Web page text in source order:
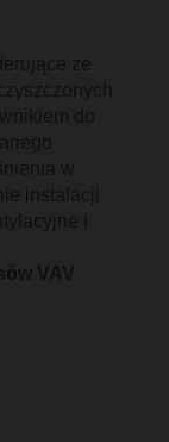
ze
do
w
instalacji
i
VAV